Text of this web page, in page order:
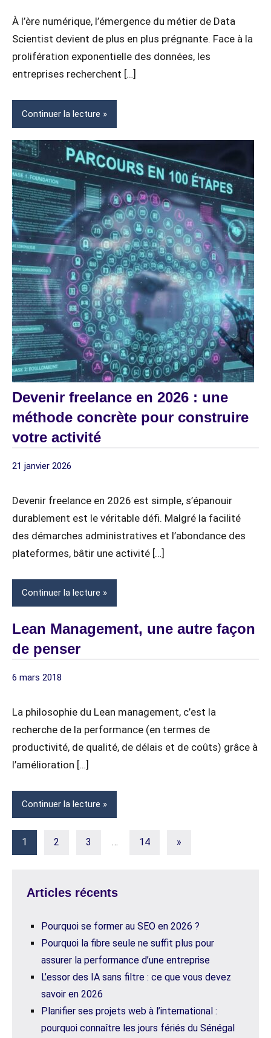
(IA)
À l’ère numérique, l’émergence du métier de Data
Scientist devient de plus en plus prégnante. Face à la
prolifération exponentielle des données, les
entreprises recherchent […]
Continuer la lecture
Devenir freelance en 2026 : une
méthode concrète pour construire
votre activité
21 janvier 2026
Article
Devenir freelance en 2026 est simple, s’épanouir
durablement est le véritable défi. Malgré la facilité
des démarches administratives et l’abondance des
plateformes, bâtir une activité […]
Continuer la lecture
Lean Management, une autre façon
de penser
MANAGERS
&
DIRIGEANTS
6 mars 2018
La philosophie du Lean management, c’est la
recherche de la performance (en termes de
productivité, de qualité, de délais et de coûts) grâce à
l’amélioration […]
Continuer la lecture
Pagination
publications
1 2 3 … 14
Articles
»
Articles récents
Pourquoi se former au SEO en 2026 ?
Pourquoi la fibre seule ne suffit plus pour
assurer la performance d’une entreprise
L’essor des IA sans filtre : ce que vous devez
savoir en 2026
Planifier ses projets web à l’international :
pourquoi connaître les jours fériés du Sénégal